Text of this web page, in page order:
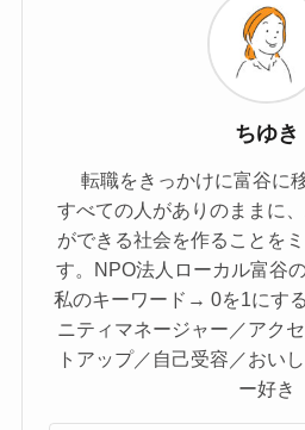
ちゆき
転職をきっかけに富谷に
すべての人がありのままに
ができる社会を作ることを
す。NPO法人ローカル富谷
私のキーワード→ 0を1にす
ニティマネージャー／アク
トアップ／自己受容／おい
ー好き